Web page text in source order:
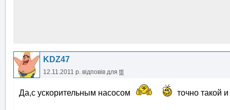
KDZ47
12.11.2011 р. відповів для ttl
Да,с ускорительным насосом точно такой